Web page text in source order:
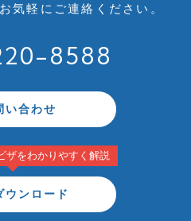
お気軽にご連絡ください。
8588
い合わせ
ザをわかりやすく解説
ウンロード